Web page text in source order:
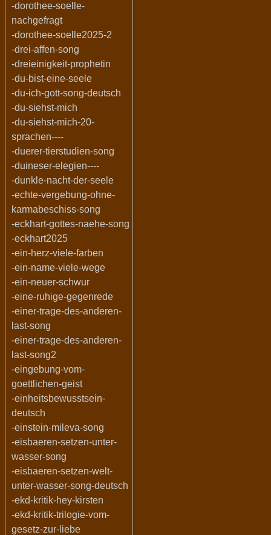
-dorothee-soelle-
nachgefragt
-dorothee-soelle2025-2
-drei-affen-song
-dreieinigkeit-prophetin
-du-bist-eine-seele
-du-ich-gott-song-deutsch
-du-siehst-mich
-du-siehst-mich-20-
sprachen----
-duerer-tierstudien-song
-duineser-elegien----
-dunkle-nacht-der-seele
-echte-vergebung-ohne-
karmabeschiss-song
-eckhart-gottes-naehe-song
-eckhart2025
-ein-herz-viele-farben
-ein-name-viele-wege
-ein-neuer-schwur
-eine-ruhige-gegenrede
-einer-trage-des-anderen-
last-song
-einer-trage-des-anderen-
last-song2
-eingebung-vom-
goettlichen-geist
-einheitsbewusstsein-
deutsch
-einstein-mileva-song
-eisbaeren-setzen-unter-
wasser-song
-eisbaeren-setzen-welt-
unter-wasser-song-deutsch
-ekd-kritik-hey-kirsten
-ekd-kritik-trilogie-vom-
gesetz-zur-liebe